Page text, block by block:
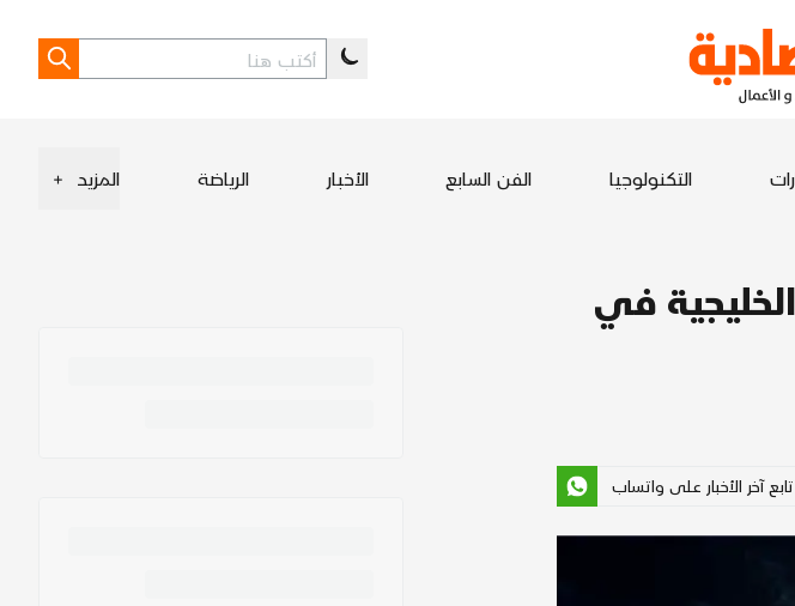
التكنولوجيا الفن السابع الأخبار الرياضة المزيد +
في
تابع آخر الأخبار على واتساب